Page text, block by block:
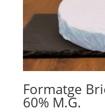
Formatge
60% M.G.